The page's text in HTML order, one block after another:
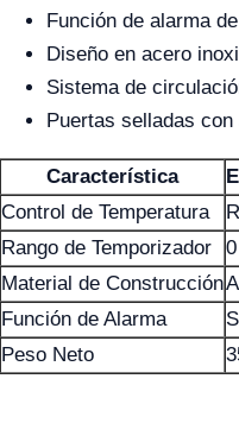
Función de alarma
Diseño en acero
Sistema de
Puertas selladas
Característica
Control de Temperatura
Rango de Temporizador
Material de Construcción
Función de Alarma
Peso Neto